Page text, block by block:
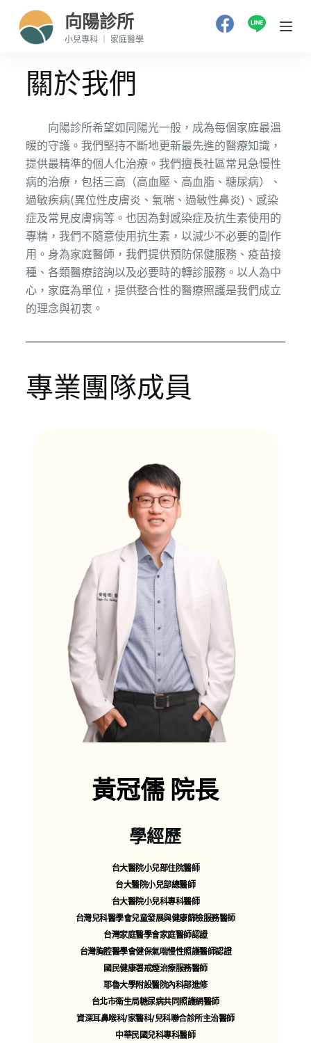
跳
至
向陽診所
小兒專科 ｜ 家庭醫學
關於我們
向陽診所希望如同陽光一般，成為每個家庭最溫
暖的守護。我們堅持不斷地更新最先進的醫療知識，
提供最精準的個人化治療。我們擅長社區常見急慢性
病的治療，包括三高（高血壓、高血脂、糖尿病）、
過敏疾病(異位性皮膚炎、氣喘、過敏性鼻炎)、感染
症及常見皮膚病等。也因為對感染症及抗生素使用的
專精，我們不隨意使用抗生素，以減少不必要的副作
用。身為家庭醫師，我們提供預防保健服務、疫苗接
種、各類醫療諮詢以及必要時的轉診服務。以人為中
心，家庭為單位，提供整合性的醫療照護是我們成立
的理念與初衷。
專業團隊成員
黃冠儒 院長
學經歷
台大醫院小兒部住院醫師
台大醫院小兒部總醫師
台大醫院小兒科專科醫師
台灣兒科醫學會兒童發展與健康篩檢服務醫師
台灣家庭醫學會家庭醫師認證
台灣胸腔醫學會健保氣喘慢性照護醫師認證
國民健康署戒煙治療服務醫師
耶魯大學附設醫院內科部進修
台北市衛生局糖尿病共同照護網醫師
資深耳鼻喉科/家醫科/兒科聯合診所主治醫師
中華民國兒科專科醫師
黃冠儒 院長
兒童與青少年健康照護
兒童常規公費疫苗、自費疫苗
兒童健康檢查及生長發展評估
新生兒及兒童疾病
耳鼻喉疾病/腸胃道疾病/泌尿道感染等
兒童過敏免疫疾病
異位性皮膚炎/氣喘/過敏性鼻炎
新生兒、兒童青少年一般皮膚病
尿布疹/熱疹/脂漏性皮膚炎/青春痘
接觸性皮膚炎/蚊蟲叮咬/病毒疹
蕁麻疹/水痘/包皮龜頭炎等
成人公費疫苗、自費疫苗
國健署戒煙治療服務
耳鼻喉疾病/腸胃炎/泌尿道感染/頭痛/酸痛等
成人過敏性疾病
過敏性鼻炎/氣喘/異位性皮膚炎
汗斑/香港腳/體癬/足癬/灰指甲
蜂窩性組織炎/皮膚乾癢
蕁麻疹/帶狀疱疹/唇疱疹等
成人一般外傷處理
傷口換藥/動物咬傷/燙傷處理
成人慢性疾病
高血壓/糖尿病/高血脂/痛風